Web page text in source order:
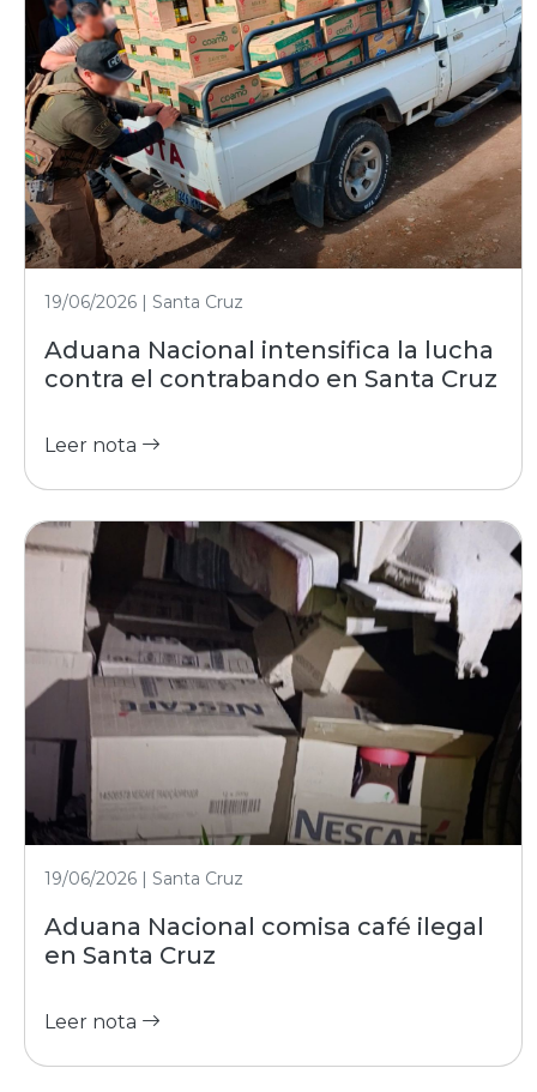
19/06/2026 | Santa Cruz
Aduana Nacional intensifica la lucha
contra el contrabando en Santa Cruz
Leer nota
19/06/2026 | Santa Cruz
Aduana Nacional comisa café ilegal
en Santa Cruz
Leer nota